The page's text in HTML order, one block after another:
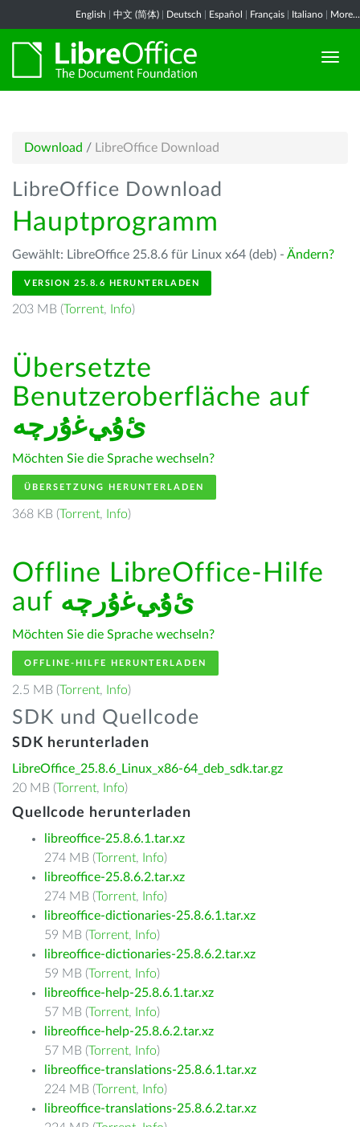
English 中文 (简体) Deutsch Español Français Italiano More...
Download / LibreOffice Download
LibreOffice Download
Hauptprogramm
Gewählt: LibreOffice 25.8.6 für Linux x64 (deb) - Ändern?
VERSION 25.8.6 HERUNTERLADEN
203 MB (Torrent, Info)
Übersetzte
Benutzeroberfläche auf
ﺉۇﻲﻏۇﺭچە
Möchten Sie die Sprache wechseln?
ÜBERSETZUNG HERUNTERLADEN
368 KB (Torrent, Info)
Offline LibreOffice-Hilfe
auf ﺉۇﻲﻏۇﺭچە
Möchten Sie die Sprache wechseln?
OFFLINE-HILFE HERUNTERLADEN
2.5 MB (Torrent, Info)
SDK und Quellcode
SDK herunterladen
LibreOffice_25.8.6_Linux_x86-64_deb_sdk.tar.gz
20 MB (Torrent, Info)
Quellcode herunterladen
libreoffice-25.8.6.1.tar.xz
274 MB (Torrent, Info)
libreoffice-25.8.6.2.tar.xz
274 MB (Torrent, Info)
libreoffice-dictionaries-25.8.6.1.tar.xz
59 MB (Torrent, Info)
libreoffice-dictionaries-25.8.6.2.tar.xz
59 MB (Torrent, Info)
libreoffice-help-25.8.6.1.tar.xz
57 MB (Torrent, Info)
libreoffice-help-25.8.6.2.tar.xz
57 MB (Torrent, Info)
libreoffice-translations-25.8.6.1.tar.xz
224 MB (Torrent, Info)
libreoffice-translations-25.8.6.2.tar.xz